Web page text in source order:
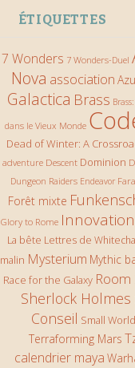
ÉTIQUETTES
7 Wonders 7 Wonders-Duel
Nova association
Galactica Brass
dans le Vieux Monde
Dead of Winter: A
adventure Descent Dominion
Dungeon Raiders Endeavor
Forêt mixte
Glory to Rome Innovation
La bête Lettres de
malin Mysterium Mythic
Race for the Galaxy Room
Sherlock Holmes
Conseil Small World
Terraforming Mars
calendrier maya